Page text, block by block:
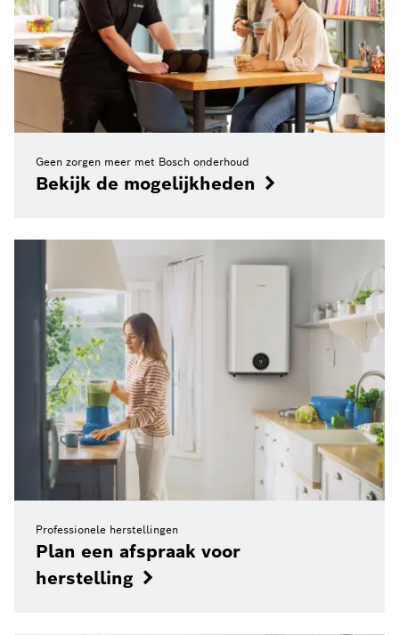
Geen zorgen meer met Bosch onderhoud
Bekijk de mogelijkheden
Professionele herstellingen
Plan een afspraak voor
herstelling